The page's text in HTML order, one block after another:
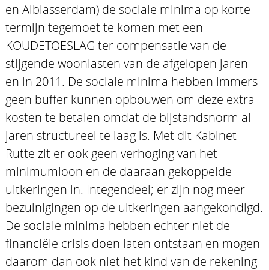
en Alblasserdam) de sociale minima op korte
termijn tegemoet te komen met een
KOUDETOESLAG ter compensatie van de
stijgende woonlasten van de afgelopen jaren
en in 2011. De sociale minima hebben immers
geen buffer kunnen opbouwen om deze extra
kosten te betalen omdat de bijstandsnorm al
jaren structureel te laag is. Met dit Kabinet
Rutte zit er ook geen verhoging van het
minimumloon en de daaraan gekoppelde
uitkeringen in. Integendeel; er zijn nog meer
bezuinigingen op de uitkeringen aangekondigd.
De sociale minima hebben echter niet de
financiële crisis doen laten ontstaan en mogen
daarom dan ook niet het kind van de rekening